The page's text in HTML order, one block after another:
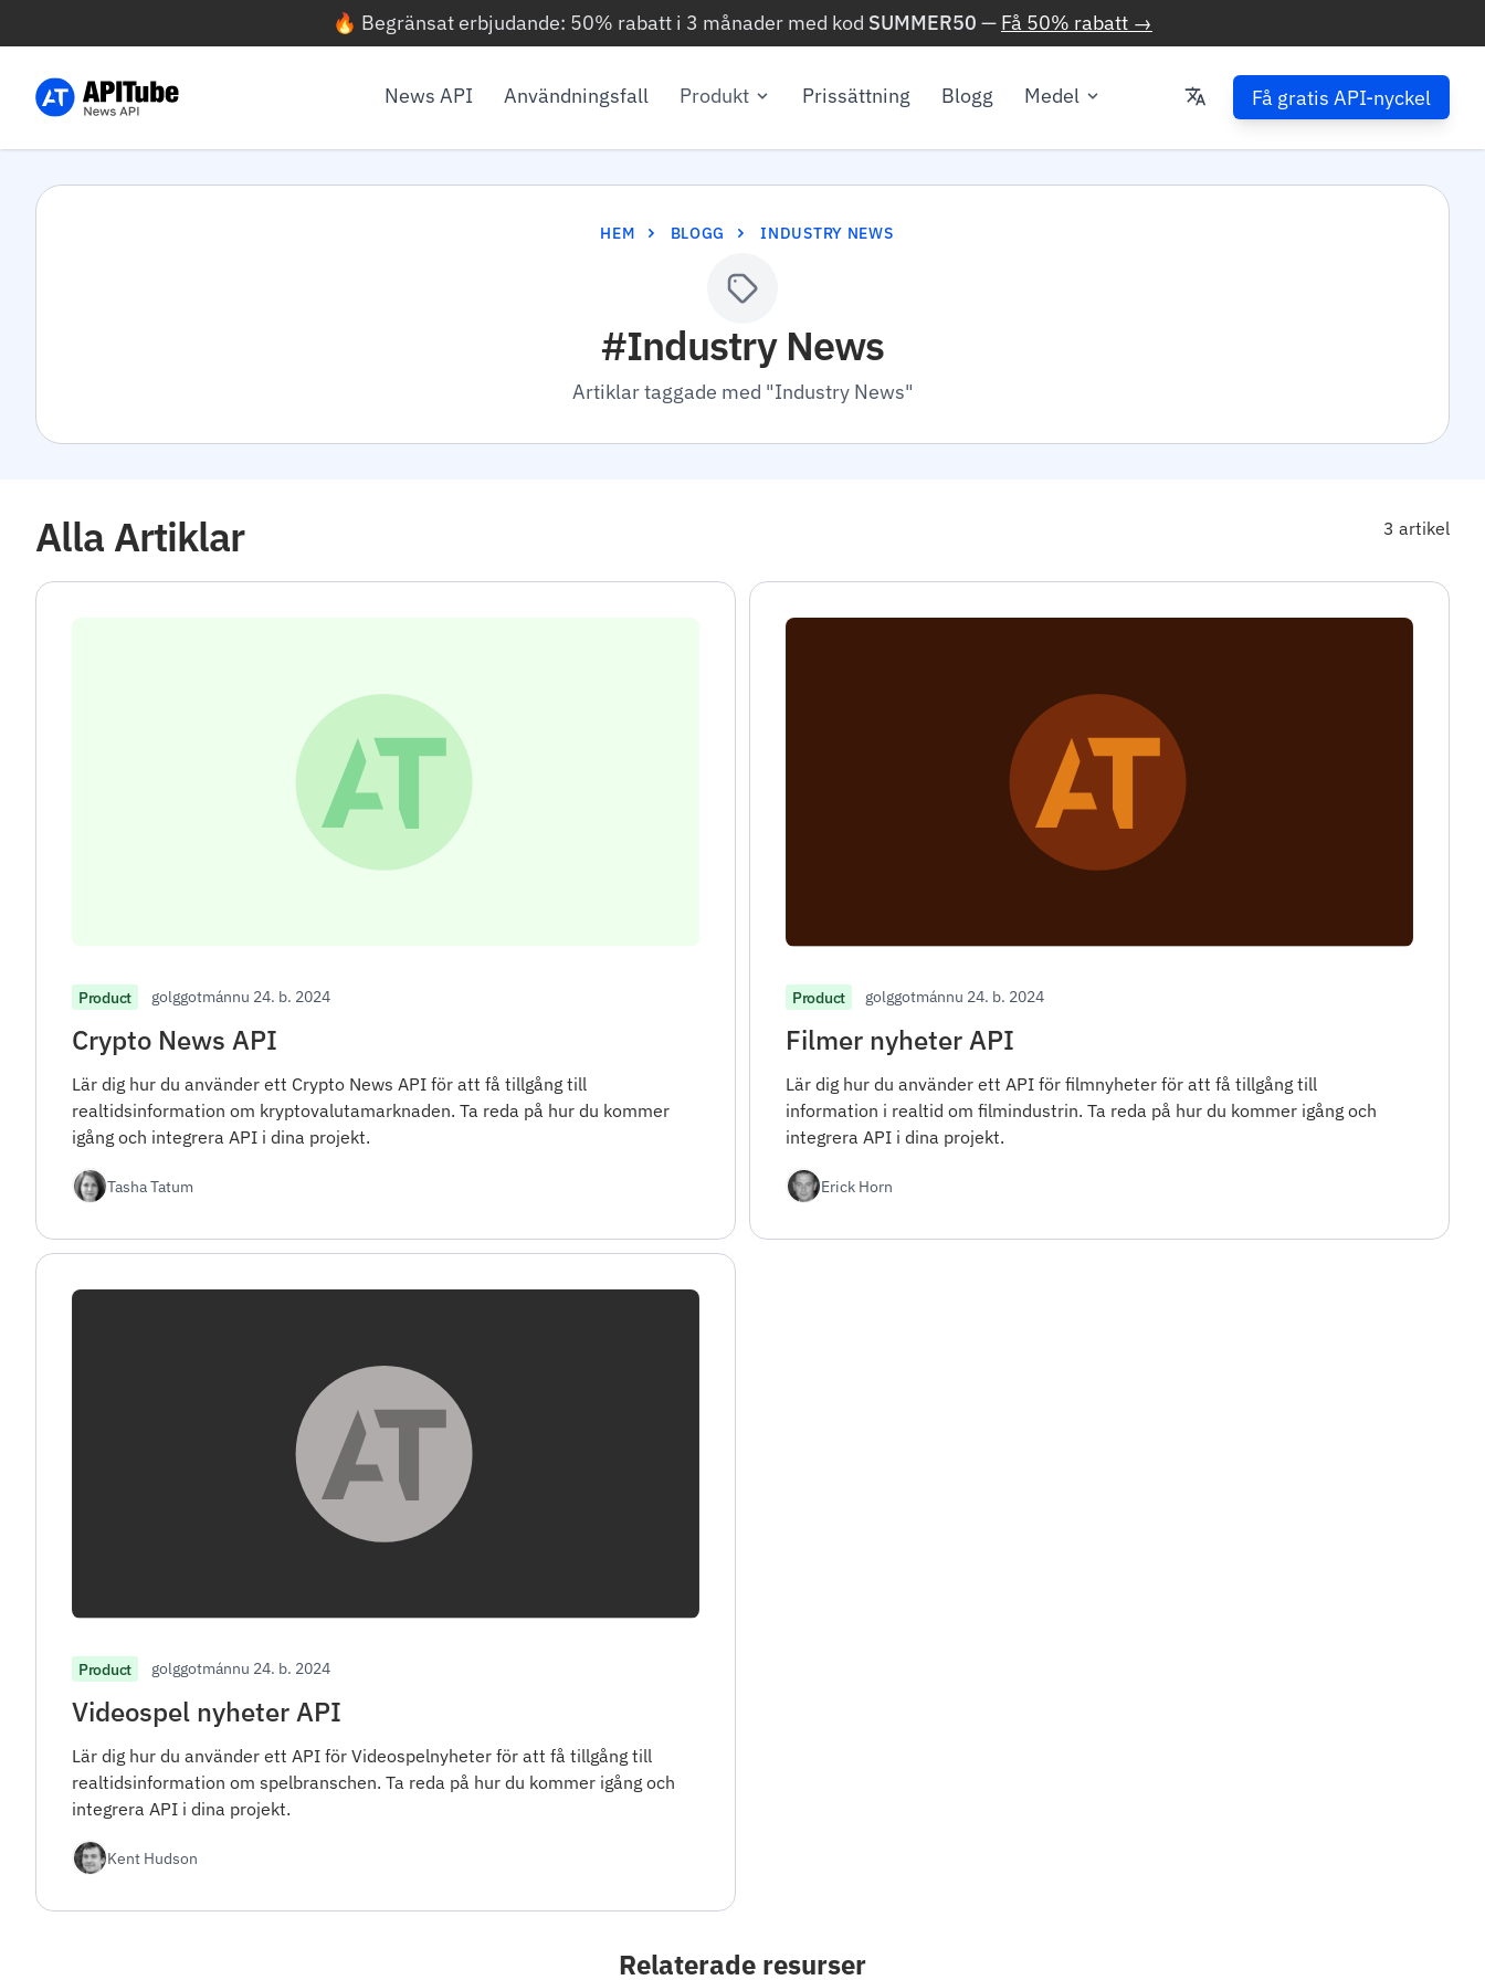
🔥 Begränsat erbjudande: 50% rabatt i 3 månader med kod SUMMER50 — Få 50% rabatt →
News API Användningsfall Produkt Prissättning Blogg Medel Få gratis API-nyckel
HEM BLOGG INDUSTRY NEWS
#Industry News
Artiklar taggade med "Industry News"
Alla Artiklar 3 artikel
Product golggotmánnu 24. b. 2024
Crypto News API
Lär dig hur du använder ett Crypto News API för att få tillgång till
realtidsinformation om kryptovalutamarknaden. Ta reda på hur du kommer
igång och integrera API i dina projekt.
Tasha Tatum
Product golggotmánnu 24. b. 2024
Filmer nyheter API
Lär dig hur du använder ett API för filmnyheter för att få tillgång till
information i realtid om filmindustrin. Ta reda på hur du kommer igång och
integrera API i dina projekt.
Erick Horn
Product golggotmánnu 24. b. 2024
Videospel nyheter API
Lär dig hur du använder ett API för Videospelnyheter för att få tillgång till
realtidsinformation om spelbranschen. Ta reda på hur du kommer igång och
integrera API i dina projekt.
Kent Hudson
Relaterade resurser